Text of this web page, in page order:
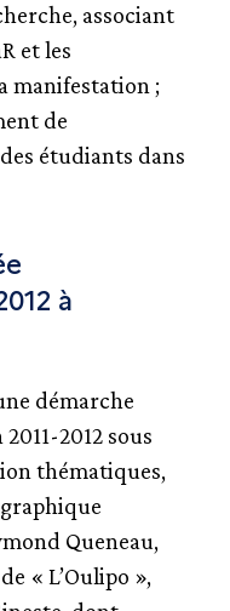
associant
et les
manifestation ;
de
étudiants dans
à
démarche
2012 sous
thématiques,
Queneau,
« L’Oulipo »,